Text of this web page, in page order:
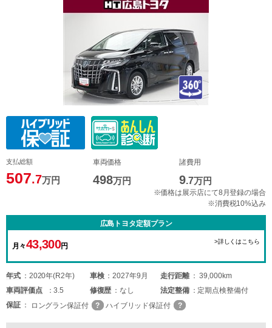
支払総額
507.7万円
車両価格
498万円
諸費用
9.7万円
※価格は展示店にて8月登録の場合
※消費税10%込み
広島トヨタ定額プラン
月々43,300円
>詳しくはこちら
年式 2020年(R2年) 車検 2027年9月 走行距離
39,000km
車両評価点 3.5 修復歴 なし 法定整備
定期点検整備付
保証
ロングラン保証付 ハイブリッド保証付